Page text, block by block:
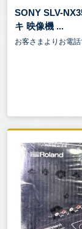
SONY SLV-
キ 映像機 ...
お客さまよりお電